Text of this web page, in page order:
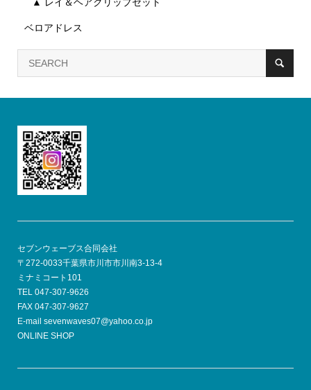
▲ レイ＆ヘアクリップセット
ベロアドレス
セブンウェーブス合同会社
〒272-0033千葉県市川市市川南3-13-4
ミナミコート101
TEL 047-307-9626
FAX 047-307-9627
E-mail sevenwaves07@yahoo.co.jp
ONLINE SHOP